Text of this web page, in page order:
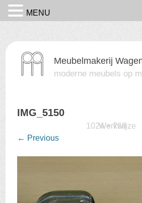
Meubelmakerij
moderne meubels op
IMG_5150
15 februari 2016at
1024 × 768in
Werkwijze
← Previous
MENU